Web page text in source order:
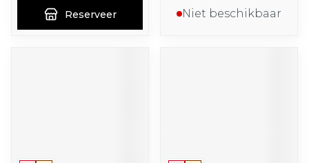
Reserveer Niet beschikbaar